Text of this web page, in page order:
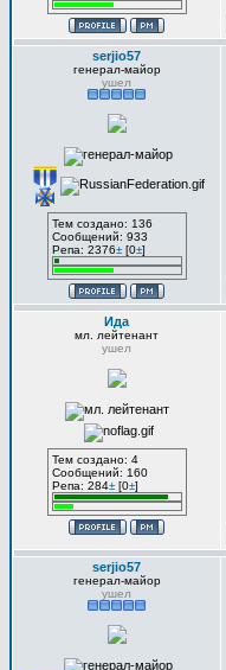
serjio57
генерал-майор
ушел
Тем создано: 136
Сообщений: 933
Репа: 2376±[0±]
Ида
мл. лейтенант
ушел
Тем создано: 4
Сообщений: 160
Репа: 284±[0±]
serjio57
генерал-майор
ушел